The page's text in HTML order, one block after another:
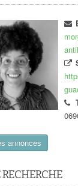
annonces